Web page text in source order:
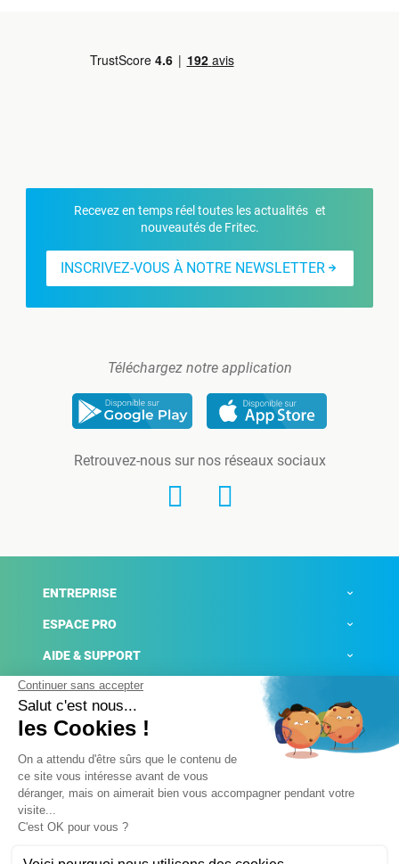
Recevez en temps réel toutes les actualités et
nouveautés de Fritec.
INSCRIVEZ-VOUS À NOTRE NEWSLETTER
Téléchargez notre application
Retrouvez-nous sur nos réseaux sociaux
ENTREPRISE
ESPACE PRO
AIDE & SUPPORT
ACTUALITÉS
Mentions légales